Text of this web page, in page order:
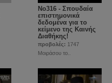
Νο316 - Σπουδαία
επιστημονικά
δεδομένα για το
κείμενο της Καινής
Διαθήκης!
προβολές: 1747
Μοιράσου το..